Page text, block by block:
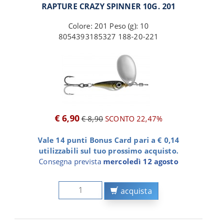
RAPTURE CRAZY SPINNER 10G. 201
Colore: 201 Peso (g): 10
8054393185327 188-20-221
€ 6,90 € 8,90SCONTO 22,47%
Vale 14 punti Bonus Card pari a € 0,14
utilizzabili sul tuo prossimo acquisto.
Consegna prevista mercoledì 12 agosto
acquista